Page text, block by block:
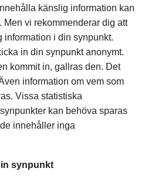
känslig information kan
vi rekommenderar dig att
information i din synpunkt.
in din synpunkt anonymt.
kommit in, gallras den. Det
information om vem som
Vissa statistiska
kan behöva sparas
innehåller inga
synpunkt